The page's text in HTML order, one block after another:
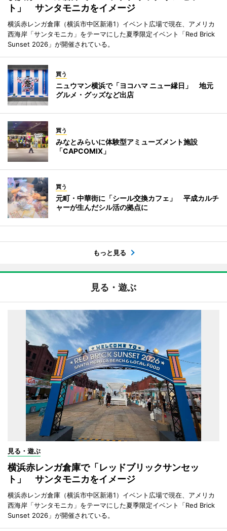
ト」 サンタモニカをイメージ
横浜赤レンガ倉庫（横浜市中区新港1）イベント広場で現在、アメリカ
西海岸「サンタモニカ」をテーマにした夏季限定イベント「Red Brick
Sunset 2026」が開催されている。
買う
ニュウマン横浜で「ヨコハマ ニュー縁日」 地元
グルメ・グッズなど出店
買う
みなとみらいに体験型アミューズメント施設
「CAPCOMIX」
買う
元町・中華街に「シール交換カフェ」 平成カルチ
ャーが生んだシル活の拠点に
もっと見る
見る・遊ぶ
見る・遊ぶ
横浜赤レンガ倉庫で「レッドブリックサンセッ
ト」 サンタモニカをイメージ
横浜赤レンガ倉庫（横浜市中区新港1）イベント広場で現在、アメリカ
西海岸「サンタモニカ」をテーマにした夏季限定イベント「Red Brick
Sunset 2026」が開催されている。